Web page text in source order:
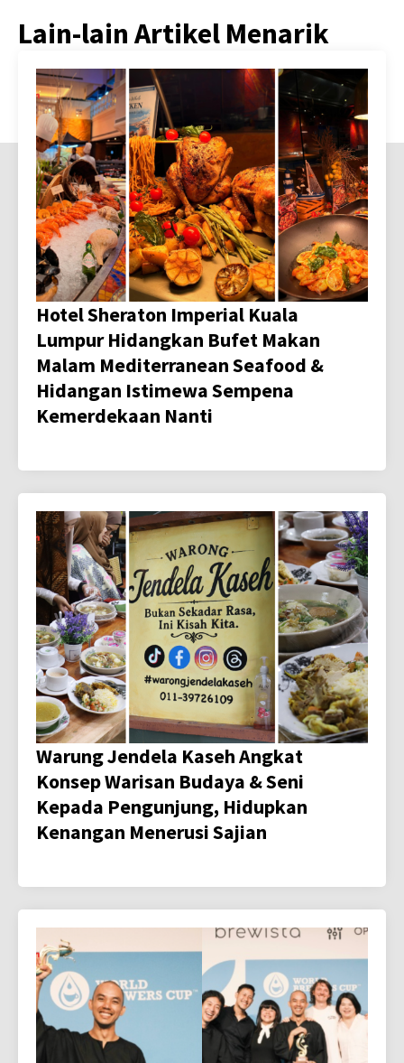
Lain-lain Artikel Menarik
Hotel Sheraton Imperial Kuala
Lumpur Hidangkan Bufet Makan
Malam Mediterranean Seafood &
Hidangan Istimewa Sempena
Kemerdekaan Nanti
Warung Jendela Kaseh Angkat
Konsep Warisan Budaya & Seni
Kepada Pengunjung, Hidupkan
Kenangan Menerusi Sajian